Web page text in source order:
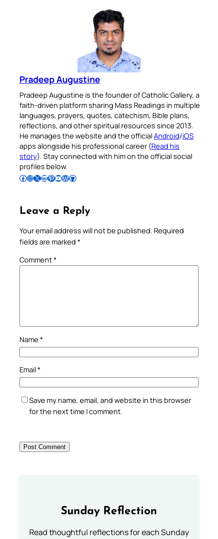
Pradeep Augustine
Pradeep Augustine is the founder of Catholic Gallery, a
faith-driven platform sharing Mass Readings in multiple
languages, prayers, quotes, catechism, Bible plans,
reflections, and other spiritual resources since 2013.
He manages the website and the officialAndroid/iOS
apps alongside his professional career (Read his
story). Stay connected with him on the official social
profiles below.
Follow Pradeep on Facebook Follow Pradeep on InstagramFollow Pradeep on X Follow Pradeep on LinkedIn Follow Pradeep on Pinterest Subscribe to Pradeep’s Youtube Channel Follow Pradeep on WordPress Follow Pradeep on GitHub
Leave a Reply
Your email address will not be published. Required
fields are marked *
Comment*
Name *
Email*
Save my name, email, and website in this browser
for the next time I comment.
Sunday Reflection
Read thoughtful reflections for each Sunday